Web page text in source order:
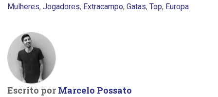
Mulheres, Jogadores, Extracampo, Gatas, Top, Europa
Escrito por Marcelo Possato